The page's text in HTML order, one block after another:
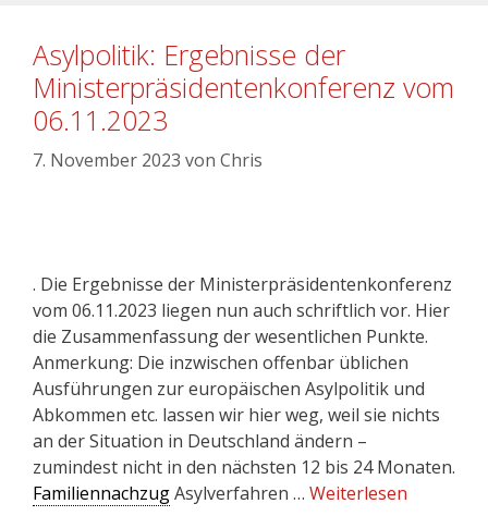
Asylpolitik: Ergebnisse der
Ministerpräsidentenkonferenz vom
06.11.2023
7. November 2023 von Chris
. Die Ergebnisse der Ministerpräsidentenkonferenz
vom 06.11.2023 liegen nun auch schriftlich vor. Hier
die Zusammenfassung der wesentlichen Punkte.
Anmerkung: Die inzwischen offenbar üblichen
Ausführungen zur europäischen Asylpolitik und
Abkommen etc. lassen wir hier weg, weil sie nichts
an der Situation in Deutschland ändern –
zumindest nicht in den nächsten 12 bis 24 Monaten.
FamiliennachzugAsylverfahren … Weiterlesen